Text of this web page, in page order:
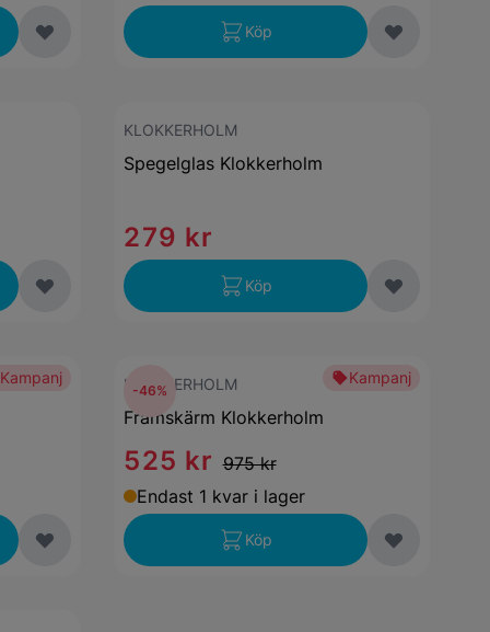
Köp
KLOKKERHOLM
Spegelglas Klokkerholm
279 kr
Köp
Kampanj Kampanj
KLOKKERHOLM
Framskärm Klokkerholm
525 kr 975 kr
-46%
Endast 1 kvar i lager
Köp